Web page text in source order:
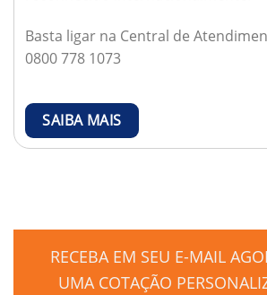
Basta ligar na Central de
0800 778 1073
SAIBA MAIS
RECEBA EM SEU E-MAIL
UMA COTAÇÃO